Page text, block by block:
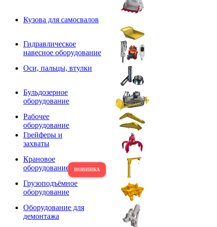
Кузова для самосвалов
Гидравлическое
навесное оборудование
Оси, пальцы, втулки
Бульдозерное
оборудование
Рабочее
оборудование
Грейферы и
захваты
Крановое
оборудование
Грузоподъёмное
оборудование
Оборудование для
демонтажа